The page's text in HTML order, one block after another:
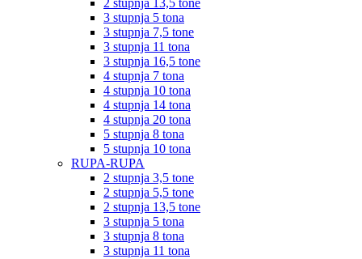
2 stupnja 13,5 tone
3 stupnja 5 tona
3 stupnja 7,5 tone
3 stupnja 11 tona
3 stupnja 16,5 tone
4 stupnja 7 tona
4 stupnja 10 tona
4 stupnja 14 tona
4 stupnja 20 tona
5 stupnja 8 tona
5 stupnja 10 tona
RUPA-RUPA
2 stupnja 3,5 tone
2 stupnja 5,5 tone
2 stupnja 13,5 tone
3 stupnja 5 tona
3 stupnja 8 tona
3 stupnja 11 tona